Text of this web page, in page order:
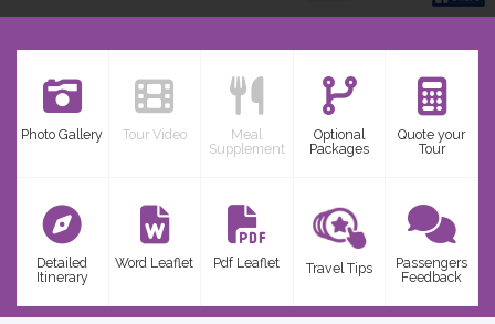
Photo Gallery Tour Video
Meal
Supplement
Optional
Packages
Quote your
Tour
Detailed
Itinerary
Word Leaflet Pdf Leaflet Travel Tips
Passengers
Feedback